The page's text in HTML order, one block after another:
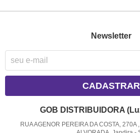
Newsletter
CADASTRAR
GOB DISTRIBUIDORA
RUA AGENOR PEREIRA DA COSTA, 270A